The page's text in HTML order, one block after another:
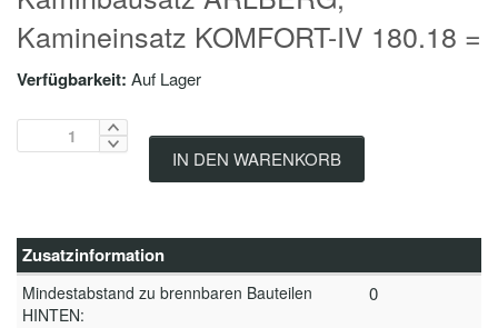
Kamineinsatz KOMFORT-IV 180.18 =
Verfügbarkeit: Auf Lager
IN DEN WARENKORB
Zusatzinformation
Mindestabstand zu brennbaren Bauteilen
HINTEN:
0